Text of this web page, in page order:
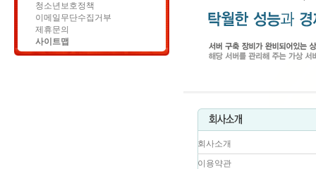
청소년보호정책
이메일무단수집거부
제휴문의
사이트맵
회사소개
이용약관